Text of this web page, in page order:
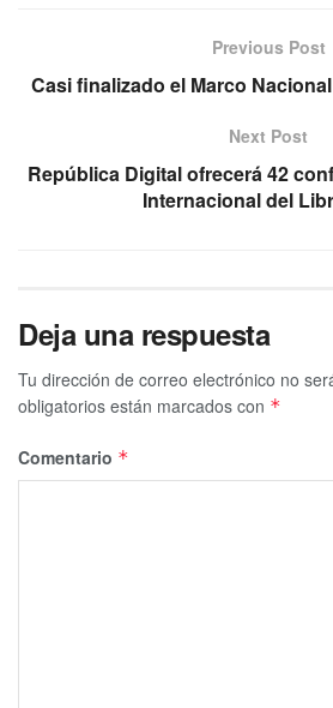
Previous Post
Casi finalizado el Marco
Next Post
República Digital ofrecerá 42
Internacional del
Deja una respuesta
Tu dirección de correo electrónico no
obligatorios están marcados con *
Comentario *